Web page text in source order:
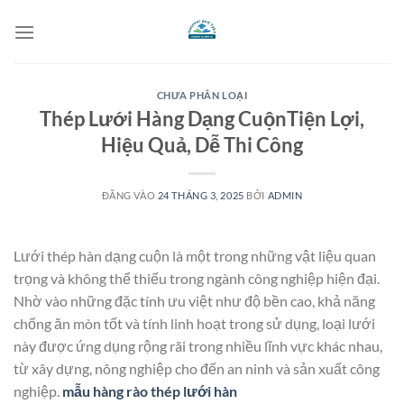
qua
CHƯA PHÂN LOẠI
Thép Lưới Hàng Dạng CuộnTiện Lợi,
Hiệu Quả, Dễ Thi Công
ĐĂNG VÀO 24 THÁNG 3, 2025 BỞI ADMIN
Lưới thép hàn dạng cuộn là một trong những vật liệu quan
trọng và không thể thiếu trong ngành công nghiệp hiện đại.
Nhờ vào những đặc tính ưu việt như độ bền cao, khả năng
chống ăn mòn tốt và tính linh hoạt trong sử dụng, loại lưới
này được ứng dụng rộng rãi trong nhiều lĩnh vực khác nhau,
từ xây dựng, nông nghiệp cho đến an ninh và sản xuất công
nghiệp. mẫu hàng rào thép lưới hàn